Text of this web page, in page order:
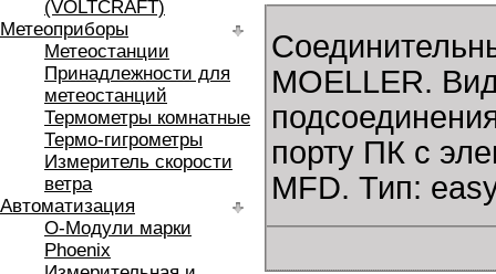
(VOLTCRAFT)
Метеоприборы
Метеостанции
Принадлежности для
метеостанций
Термометры комнатные
Термо-гигрометры
Измеритель скорости
ветра
Автоматизация
O-Модули марки
Phoenix
MOELLER.
порту ПК с
MFD. Тип: